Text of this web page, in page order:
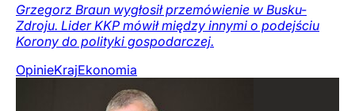
Grzegorz Braun wygłosił przemówienie w Busku-
Zdroju. Lider KKP mówił między innymi o podejściu
Korony do polityki gospodarczej.
OpinieKrajEkonomia